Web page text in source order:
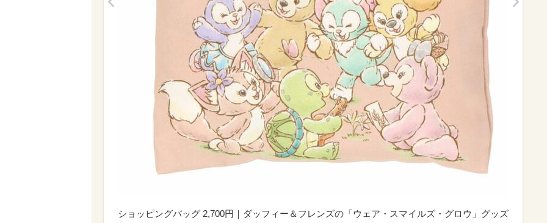
ショッピングバッグ 2,700円｜ダッフィー＆フレンズの「ウェア・スマイルズ・グロウ」グッズ